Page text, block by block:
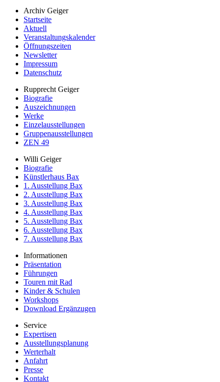
Archiv Geiger
Startseite
Aktuell
Veranstaltungskalender
Öffnungszeiten
Newsletter
Impressum
Datenschutz
Rupprecht Geiger
Biografie
Auszeichnungen
Werke
Einzelausstellungen
Gruppenausstellungen
ZEN 49
Willi Geiger
Biografie
Künstlerhaus Bax
1. Ausstellung Bax
2. Ausstellung Bax
3. Ausstellung Bax
4. Ausstellung Bax
5. Ausstellung Bax
6. Ausstellung Bax
7. Ausstellung Bax
Informationen
Präsentation
Führungen
Touren mit Rad
Kinder & Schulen
Workshops
Download Ergänzugen
Service
Expertisen
Ausstellungsplanung
Werterhalt
Anfahrt
Presse
Kontakt